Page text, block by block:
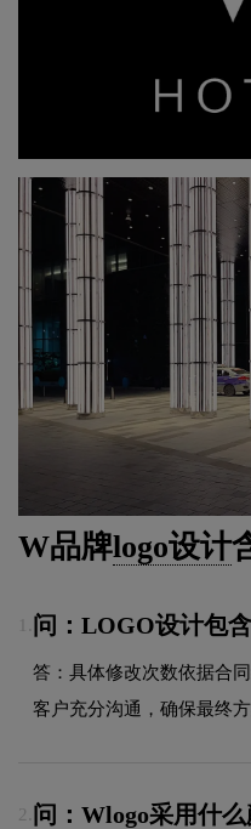
W品牌logo设计
问：LOGO设计包
答：具体修改次数依据合
客户充分沟通，确保最终
2. 问：Wlogo采用什么